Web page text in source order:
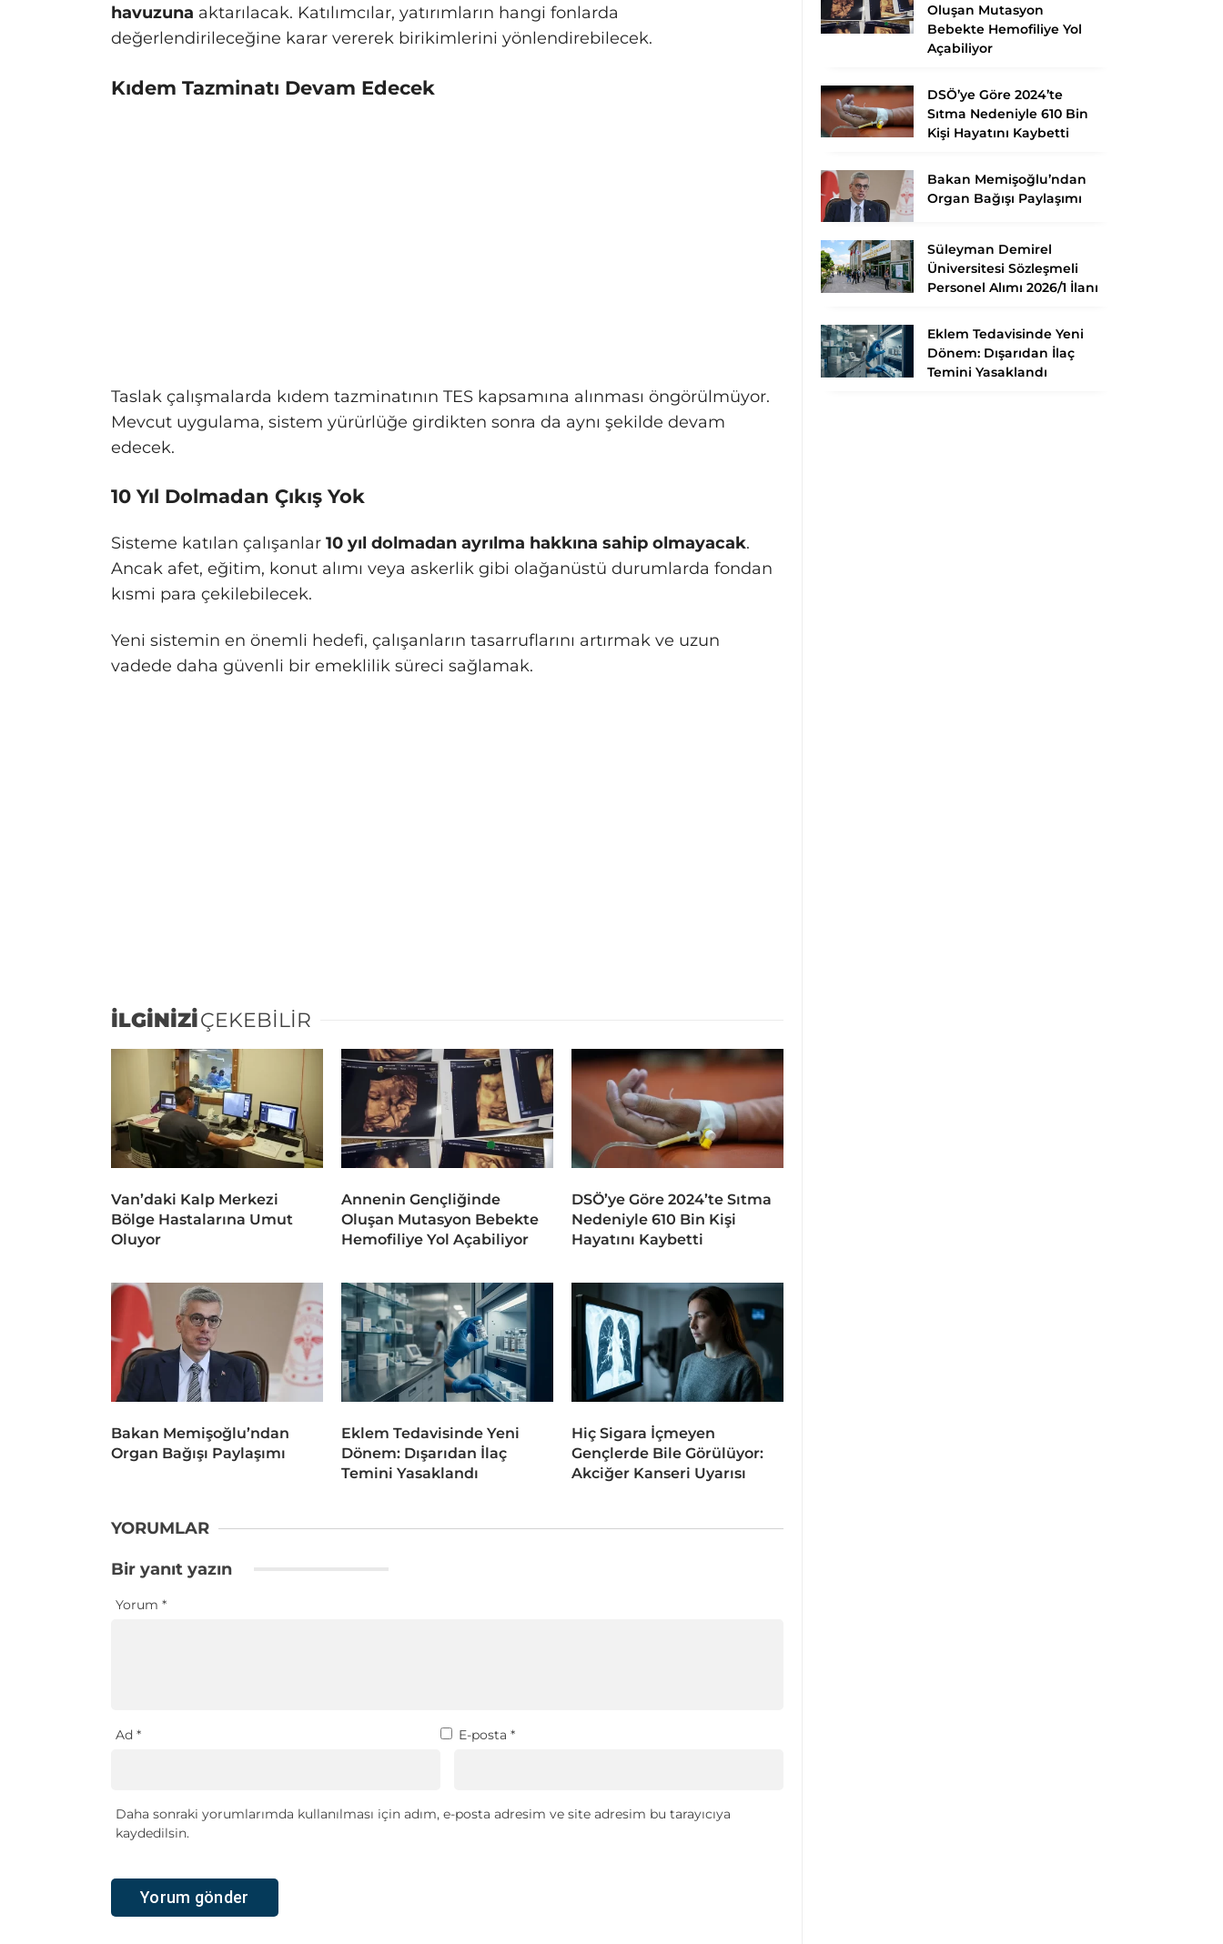
havuzuna aktarılacak. Katılımcılar, yatırımların hangi fonlarda
değerlendirileceğine karar vererek birikimlerini yönlendirebilecek.
Kıdem Tazminatı Devam Edecek
Taslak çalışmalarda kıdem tazminatının TES kapsamına alınması öngörülmüyor.
Mevcut uygulama, sistem yürürlüğe girdikten sonra da aynı şekilde devam
edecek.
10 Yıl Dolmadan Çıkış Yok
Sisteme katılan çalışanlar 10 yıl dolmadan ayrılma hakkına sahip olmayacak.
Ancak afet, eğitim, konut alımı veya askerlik gibi olağanüstü durumlarda fondan
kısmi para çekilebilecek.
Yeni sistemin en önemli hedefi, çalışanların tasarruflarını artırmak ve uzun
vadede daha güvenli bir emeklilik süreci sağlamak.
İLGİNİZİÇEKEBİLİR
Van’daki Kalp Merkezi
Bölge Hastalarına Umut
Oluyor
Annenin Gençliğinde
Oluşan Mutasyon Bebekte
Hemofiliye Yol Açabiliyor
DSÖ’ye Göre 2024’te Sıtma
Nedeniyle 610 Bin Kişi
Hayatını Kaybetti
Bakan Memişoğlu’ndan
Organ Bağışı Paylaşımı
Eklem Tedavisinde Yeni
Dönem: Dışarıdan İlaç
Temini Yasaklandı
Hiç Sigara İçmeyen
Gençlerde Bile Görülüyor:
Akciğer Kanseri Uyarısı
YORUMLAR
Bir yanıt yazın
Yorum *
Ad * E-posta *
Daha sonraki yorumlarımda kullanılması için adım, e-posta adresim ve site adresim bu tarayıcıya
kaydedilsin.
Oluşan Mutasyon
Bebekte Hemofiliye Yol
Açabiliyor
DSÖ’ye Göre 2024’te
Sıtma Nedeniyle 610 Bin
Kişi Hayatını Kaybetti
Bakan Memişoğlu’ndan
Organ Bağışı Paylaşımı
Süleyman Demirel
Üniversitesi Sözleşmeli
Personel Alımı 2026/1 İlanı
Eklem Tedavisinde Yeni
Dönem: Dışarıdan İlaç
Temini Yasaklandı